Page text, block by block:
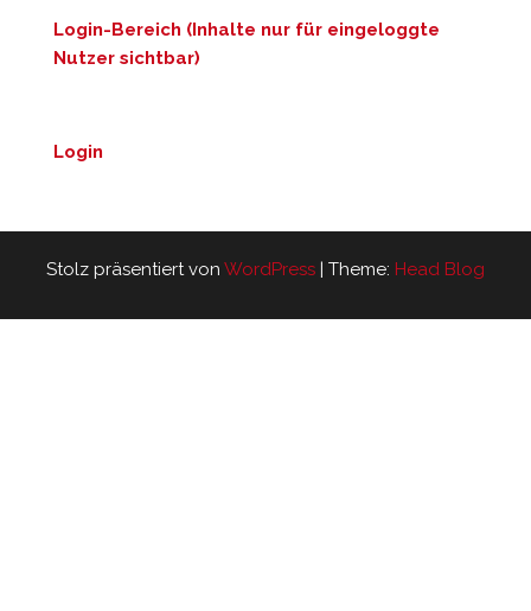
Login-Bereich (Inhalte nur für eingeloggte
Nutzer sichtbar)
Login
Stolz präsentiert von WordPress Theme: Head Blog